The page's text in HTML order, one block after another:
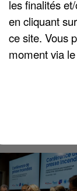
syndicats,
Le
reviendra
VUS
les finalités
en cliquant
ce site. Vous
moment via